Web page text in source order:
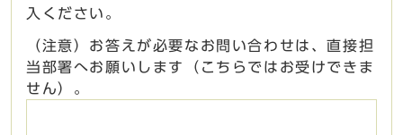
入ください。
（注意）お答えが必要なお問い合わせは、直接担
当部署へお願いします（こちらではお受けできま
せん）。